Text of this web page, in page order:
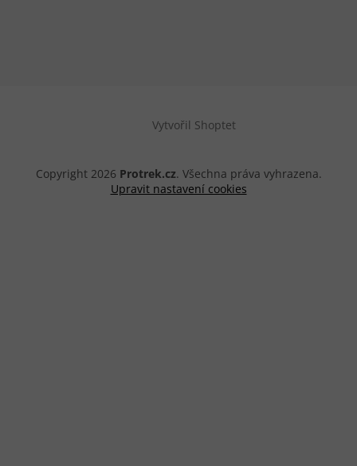
Vytvořil Shoptet
Copyright 2026 Protrek.cz. Všechna práva vyhrazena.
Upravit nastavení cookies